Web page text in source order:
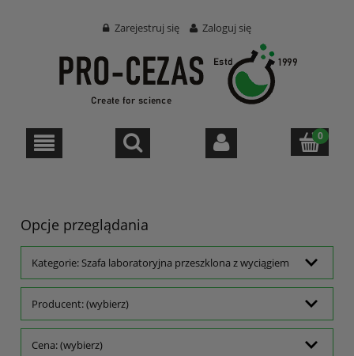
Zarejestruj się Zaloguj się
Opcje przeglądania
Kategorie: Szafa laboratoryjna przeszklona z wyciągiem
Producent: (wybierz)
Cena: (wybierz)